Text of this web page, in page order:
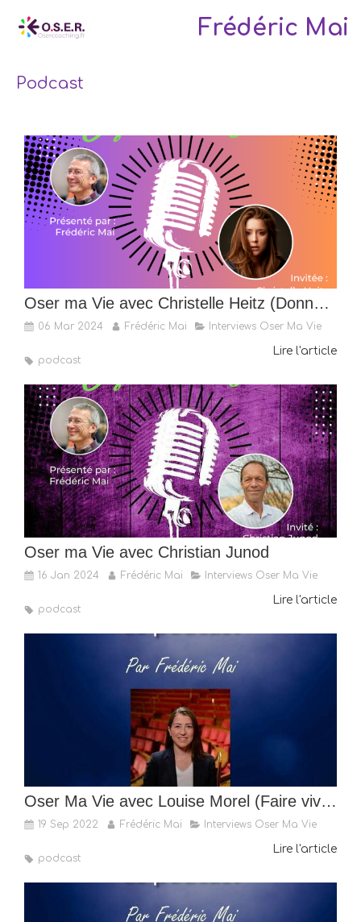
Frédéric Mai
Podcast
Oser ma Vie avec Christelle Heitz (Donner vie à ses rêves)
06 Mar 2024 Frédéric Mai Interviews Oser Ma Vie
Lire l'article
podcast
Oser ma Vie avec Christian Junod
16 Jan 2024 Frédéric Mai Interviews Oser Ma Vie
Lire l'article
podcast
Oser Ma Vie avec Louise Morel (Faire vivre sa passion pour la politique)
19 Sep 2022 Frédéric Mai Interviews Oser Ma Vie
Lire l'article
podcast